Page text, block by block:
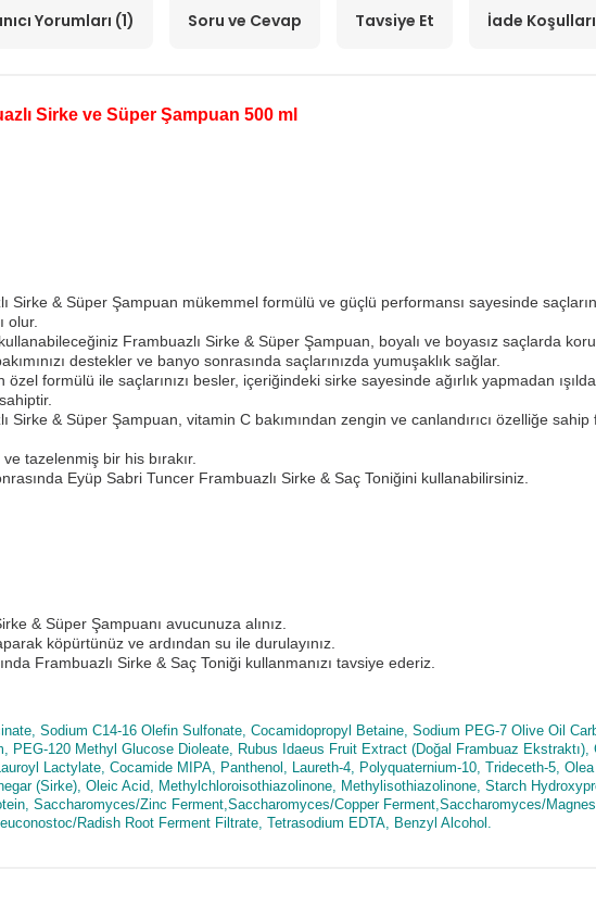
Yorumları (1) Soru ve Cevap Tavsiye Et İade Koşulları
Sirke ve Süper Şampuan 500 ml
Sirke & Süper Şampuan mükemmel formülü ve güçlü performansı sayesinde
olur.
Frambuazlı Sirke & Süper Şampuan, boyalı ve boyasız saçlarda
destekler ve banyo sonrasında saçlarınızda yumuşaklık sağlar.
formülü ile saçlarınızı besler, içeriğindeki sirke sayesinde ağırlık yapmadan
Sirke & Süper Şampuan, vitamin C bakımından zengin ve canlandırıcı özelliğe
tazelenmiş bir his bırakır.
Eyüp Sabri Tuncer Frambuazlı Sirke & Saç Toniğini kullanabilirsiniz.
& Süper Şampuanı avucunuza alınız.
köpürtünüz ve ardından su ile durulayınız.
Frambuazlı Sirke & Saç Toniği kullanmanızı tavsiye ederiz.
Sodium C14-16 Olefin Sulfonate, Cocamidopropyl Betaine, Sodium PEG-7 Olive Oil
PEG-120 Methyl Glucose Dioleate, Rubus Idaeus Fruit Extract (Doğal Frambuaz
Lactylate, Cocamide MIPA, Panthenol, Laureth-4, Polyquaternium-10, Trideceth-5,
(Sirke), Oleic Acid, Methylchloroisothiazolinone, Methylisothiazolinone, Starch
Saccharomyces/Zinc Ferment,Saccharomyces/Copper Ferment,Saccharomyces/
Radish Root Ferment Filtrate, Tetrasodium EDTA, Benzyl Alcohol.